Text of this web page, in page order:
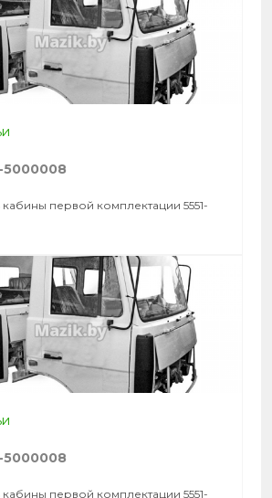
5000008
первой комплектации 5551-
5000008
первой комплектации 5551-